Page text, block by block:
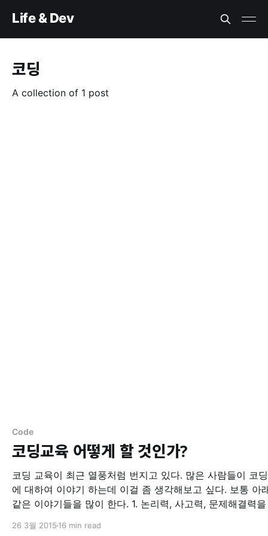
Life & Dev
코딩
A collection of 1 post
Code
코딩교육 어떻게 할 것인가?
코딩 교육이 최근 열풍처럼 번지고 있다. 많은 사람들이 코
에 대하여 이야기 하는데 이걸 좀 생각해보고 싶다. 보통 아래와
같은 이야기들을 많이 한다. 1. 논리력, 사고력, 문제해결력을 향상
26 3월 2015 16 min read